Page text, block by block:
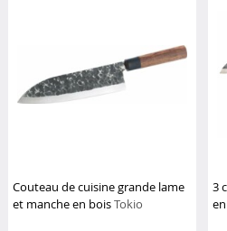
Couteau de cuisine grande lame
et manche en boisTokio
3